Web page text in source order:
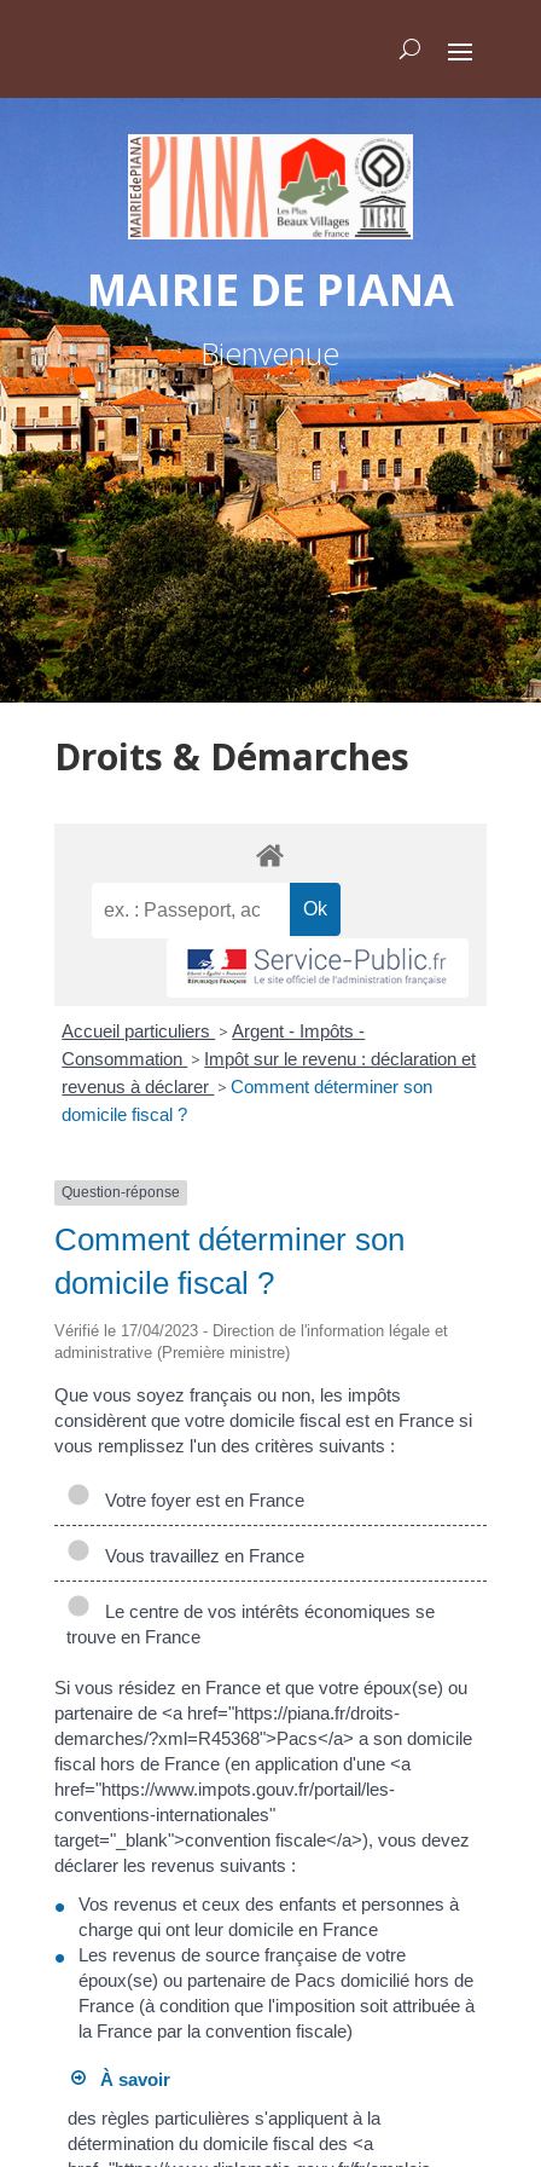
MAIRIE DE PIANA
Bienvenue
Droits & Démarches
Accueil particuliers > Argent - Impôts -
Consommation > Impôt sur le revenu : déclaration et
revenus à déclarer > Comment déterminer son
domicile fiscal ?
Question-réponse
Comment déterminer son
domicile fiscal ?
Vérifié le 17/04/2023 - Direction de l'information légale et
administrative (Première ministre)
Que vous soyez français ou non, les impôts
considèrent que votre domicile fiscal est en France si
vous remplissez l'un des critères suivants :
Votre foyer est en France
Vous travaillez en France
Le centre de vos intérêts économiques se
trouve en France
Si vous résidez en France et que votre époux(se) ou
partenaire de <a href="https://piana.fr/droits-
demarches/?xml=R45368">Pacs</a> a son domicile
fiscal hors de France (en application d'une <a
href="https://www.impots.gouv.fr/portail/les-
conventions-internationales"
target="_blank">convention fiscale</a>), vous devez
déclarer les revenus suivants :
Vos revenus et ceux des enfants et personnes à
charge qui ont leur domicile en France
Les revenus de source française de votre
époux(se) ou partenaire de Pacs domicilié hors de
France (à condition que l'imposition soit attribuée à
la France par la convention fiscale)
À savoir
des règles particulières s'appliquent à la
détermination du domicile fiscal des <a